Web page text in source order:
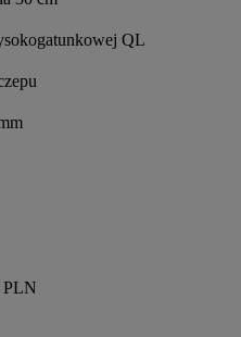
QL
PLN